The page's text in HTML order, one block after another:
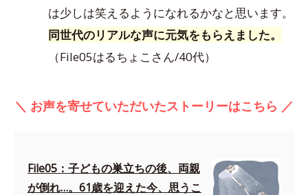
は少しは笑えるようになれるかなと思います。
同世代のリアルな声に元気をもらえました。
（File05はるちょこさん/40代）
＼ お声を寄せていただいたストーリーはこちら ／
File05：子どもの巣立ちの後、両親
が倒れ…。61歳を迎えた今、思うこ